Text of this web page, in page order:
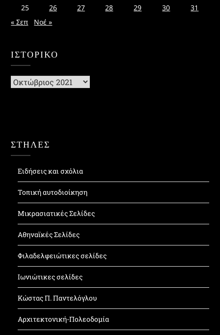
25
26 27 28 29 30
31
« Σεπ
Νοέ »
ΙΣΤΟΡΙΚΌ
Ιστορικό
ΣΤΗΛΕΣ
Ειδήσεις και σχόλια
Τοπική αυτοδιοίκηση
Μικρασιατικές Σελίδες
Αθηναϊκές Σελίδες
Φιλαδελφειώτικες σελίδες
Ιωνιώτικες σελίδες
Κώστας Π. Παντελόγλου
Αρχιτεκτονική-Πολεοδομία